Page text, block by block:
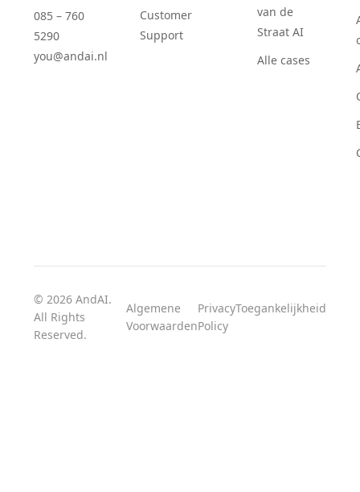
085 – 760
5290
you@andai.nl
Customer
Support
van de
Straat AI
Alle cases
© 2026 AndAI.
All Rights
Reserved.
Algemene
Voorwaarden
Privacy
Policy
Toegankelijkheid